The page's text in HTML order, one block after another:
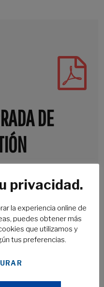
DE
de Calidad y
privacidad.
la experiencia online de
puedes obtener más
que utilizamos y
tus preferencias.